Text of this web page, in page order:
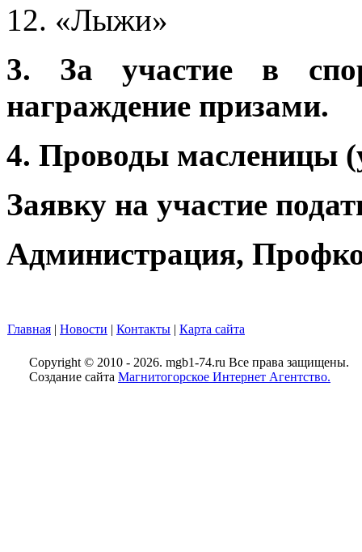
12. «Лыжи»
3. За участие в
награждение призами.
4. Проводы масленицы
Заявку на участие
Администрация,
Главная | Новости | Контакты | Карта сайта
Copyright © 2010 - 2026. mgb1-74.ru Все права защищены.
Создание сайта Магнитогорское Интернет Агентство.